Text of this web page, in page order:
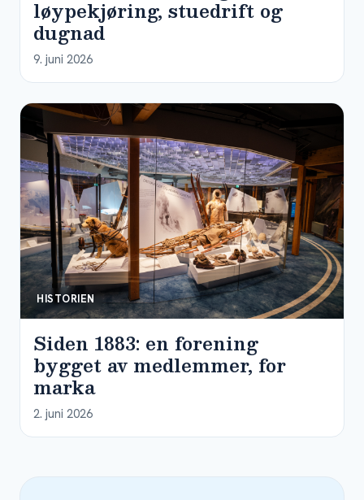
løypekjøring, stuedrift og
dugnad
9. juni 2026
HISTORIEN
Siden 1883: en forening
bygget av medlemmer, for
marka
2. juni 2026